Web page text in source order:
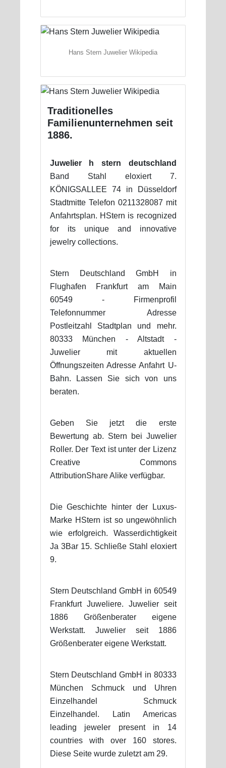
Hans Stern Juwelier Wikipedia
Traditionelles
Familienunternehmen seit
1886.
Juwelier h stern deutschland
Band Stahl eloxiert 7.
KÖNIGSALLEE 74 in Düsseldorf
Stadtmitte Telefon 0211328087 mit
Anfahrtsplan. HStern is recognized
for its unique and innovative
jewelry collections.
Stern Deutschland GmbH in
Flughafen Frankfurt am Main
60549 - Firmenprofil
Telefonnummer Adresse
Postleitzahl Stadtplan und mehr.
80333 München - Altstadt -
Juwelier mit aktuellen
Öffnungszeiten Adresse Anfahrt U-
Bahn. Lassen Sie sich von uns
beraten.
Geben Sie jetzt die erste
Bewertung ab. Stern bei Juwelier
Roller. Der Text ist unter der Lizenz
Creative Commons
AttributionShare Alike verfügbar.
Die Geschichte hinter der Luxus-
Marke HStern ist so ungewöhnlich
wie erfolgreich. Wasserdichtigkeit
Ja 3Bar 15. Schließe Stahl eloxiert
9.
Stern Deutschland GmbH in 60549
Frankfurt Juweliere. Juwelier seit
1886 Größenberater eigene
Werkstatt. Juwelier seit 1886
Größenberater eigene Werkstatt.
Stern Deutschland GmbH in 80333
München Schmuck und Uhren
Einzelhandel Schmuck
Einzelhandel. Latin Americas
leading jeweler present in 14
countries with over 160 stores.
Diese Seite wurde zuletzt am 29.